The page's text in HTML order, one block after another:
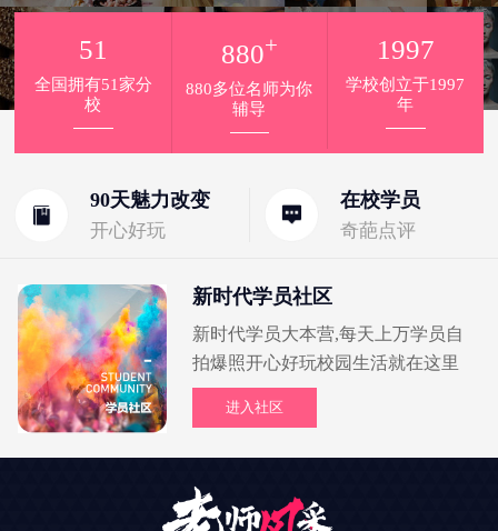
90天魅力改变
开心好玩
在校学员
奇葩点评
51
全国拥有51家分
校
880+
880多位名师为你
辅导
1997
学校创立于1997
年
新时代学员社区
新时代学员大本营,每天上万学员自
拍爆照开心好玩校园生活就在这里
进入社区